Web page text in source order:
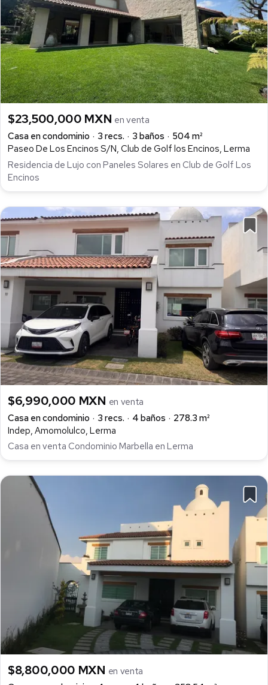
$23,500,000 MXN en venta
Casa en condominio
3 recs. 3 baños
504 m²
Paseo De Los Encinos S/N, Club de Golf los Encinos, Lerma
Residencia de Lujo con Paneles Solares en Club de Golf Los
Encinos
$6,990,000 MXN en venta
Casa en condominio
3 recs. 4 baños
278.3 m²
Indep, Amomolulco, Lerma
Casa en venta Condominio Marbella en Lerma
$8,800,000 MXN en venta